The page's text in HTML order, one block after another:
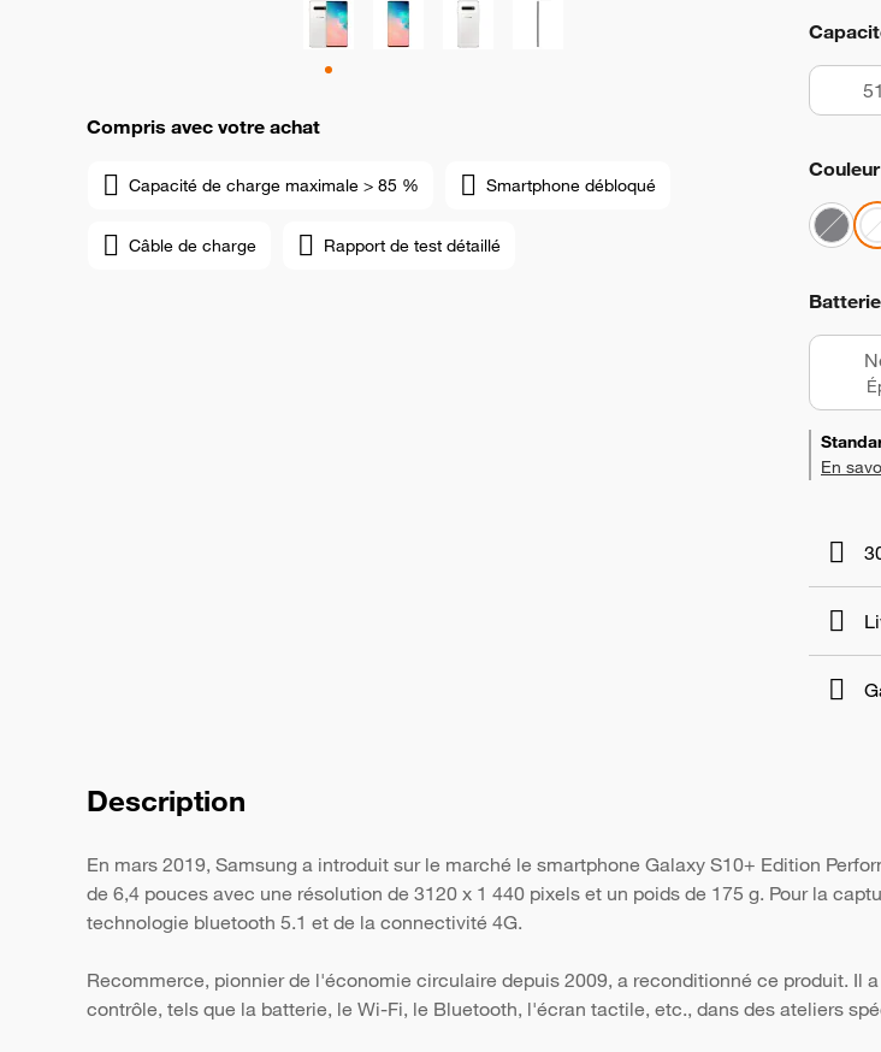
Compris avec votre achat
Capacité de charge maximale > 85 % Smartphone débloqué
Câble de charge Rapport de test détaillé
Batterie
En
Description
En mars 2019, Samsung a introduit sur le marché le smartphone Galaxy S10+ Edition
de 6,4 pouces avec une résolution de 3120 x 1 440 pixels et un poids de 175 g. Pour la
technologie bluetooth 5.1 et de la connectivité 4G.
Recommerce, pionnier de l'économie circulaire depuis 2009, a reconditionné ce produit. Il
contrôle, tels que la batterie, le Wi-Fi, le Bluetooth, l'écran tactile, etc., dans des ateliers